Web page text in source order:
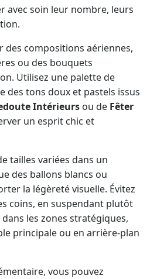
avec soin leur nombre, leurs
des compositions aériennes,
ou des bouquets
Utilisez une palette de
des tons doux et pastels issus
Intérieurs ou de Fêter
un esprit chic et
tailles variées dans un
des ballons blancs ou
la légèreté visuelle. Évitez
coins, en suspendant plutôt
les zones stratégiques,
principale ou en arrière-plan
vous pouvez